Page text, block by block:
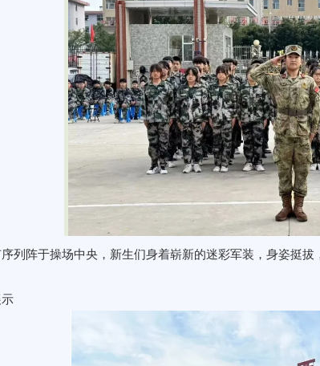
列阵于操场中央，新生们身着崭新的迷彩军装，身姿挺
示